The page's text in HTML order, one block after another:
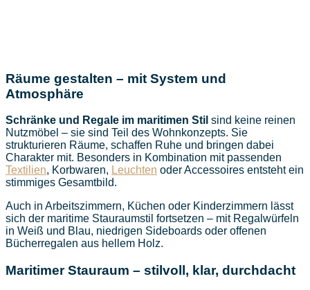
Räume gestalten – mit System und
Atmosphäre
Schränke und Regale im maritimen Stil sind keine reinen
Nutzmöbel – sie sind Teil des Wohnkonzepts. Sie
strukturieren Räume, schaffen Ruhe und bringen dabei
Charakter mit. Besonders in Kombination mit passenden
Textilien, Korbwaren, Leuchten oder Accessoires entsteht ein
stimmiges Gesamtbild.
Auch in Arbeitszimmern, Küchen oder Kinderzimmern lässt
sich der maritime Stauraumstil fortsetzen – mit Regalwürfeln
in Weiß und Blau, niedrigen Sideboards oder offenen
Bücherregalen aus hellem Holz.
Maritimer Stauraum – stilvoll, klar, durchdacht